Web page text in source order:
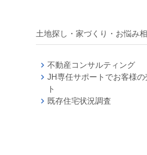
土地探し・家づくり・お悩み
不動産コンサルティング
JH専任サポートでお客様
ト
既存住宅状況調査